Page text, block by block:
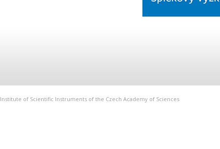
Institute of Scientific Instruments of the Czech Academy of Sciences